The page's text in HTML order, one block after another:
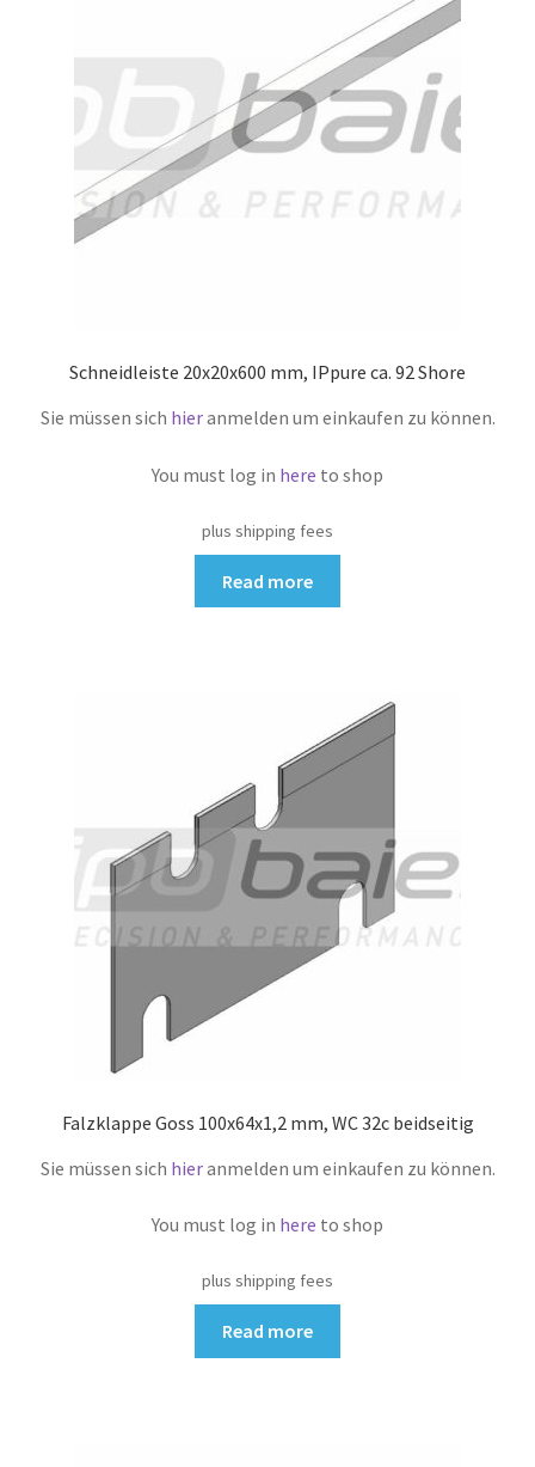
Schneidleiste 20x20x600 mm, IPpure ca. 92 Shore
Sie müssen sich hieranmelden um einkaufen zu können.
You must log in here to shop
plus shipping fees
Read more
Falzklappe Goss 100x64x1,2 mm, WC 32c beidseitig
Sie müssen sich hieranmelden um einkaufen zu können.
You must log in here to shop
plus shipping fees
Read more